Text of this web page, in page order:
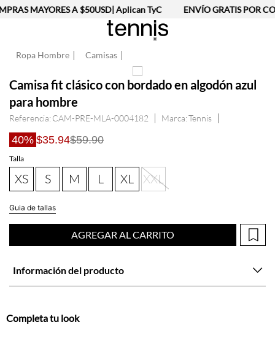
MAYORES A $50USD| Aplican TyC ENVÍO GRATIS POR
Ropa Hombre Camisas
Camisa fit clásico con bordado en algodón azul
para hombre
Referencia: CAM-PRE-MLA-0004182 Tennis
40% $35.94$59.90
Talla
XS S M L XL XXL
Guia de tallas
AGREGAR AL CARRITO
Información del producto
Completa tu look